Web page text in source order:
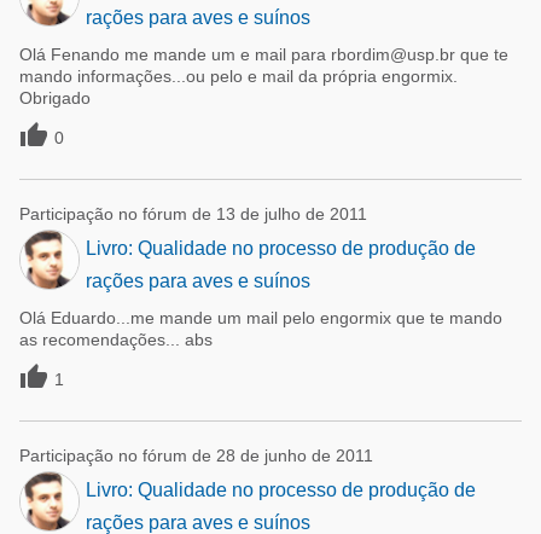
rações para aves e suínos
Olá Fenando me mande um e mail para rbordim@usp.br que te
mando informações...ou pelo e mail da própria engormix.
Obrigado
 0
Participação no fórum de 13 de julho de 2011
Livro: Qualidade no processo de produção de
rações para aves e suínos
Olá Eduardo...me mande um mail pelo engormix que te mando
as recomendações... abs
 1
Participação no fórum de 28 de junho de 2011
Livro: Qualidade no processo de produção de
rações para aves e suínos